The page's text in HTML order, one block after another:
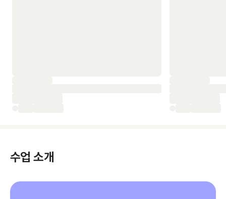
수업 소개